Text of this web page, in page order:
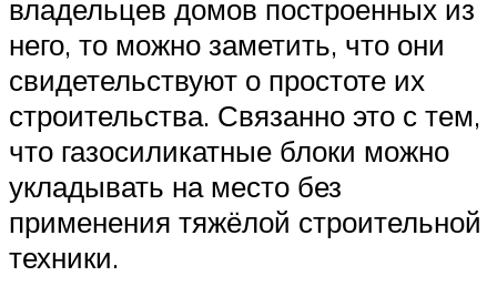
владельцев домов построенных из
него, то можно заметить, что они
свидетельствуют о простоте их
строительства. Связанно это с тем,
что газосиликатные блоки можно
укладывать на место без
применения тяжёлой строительной
техники.